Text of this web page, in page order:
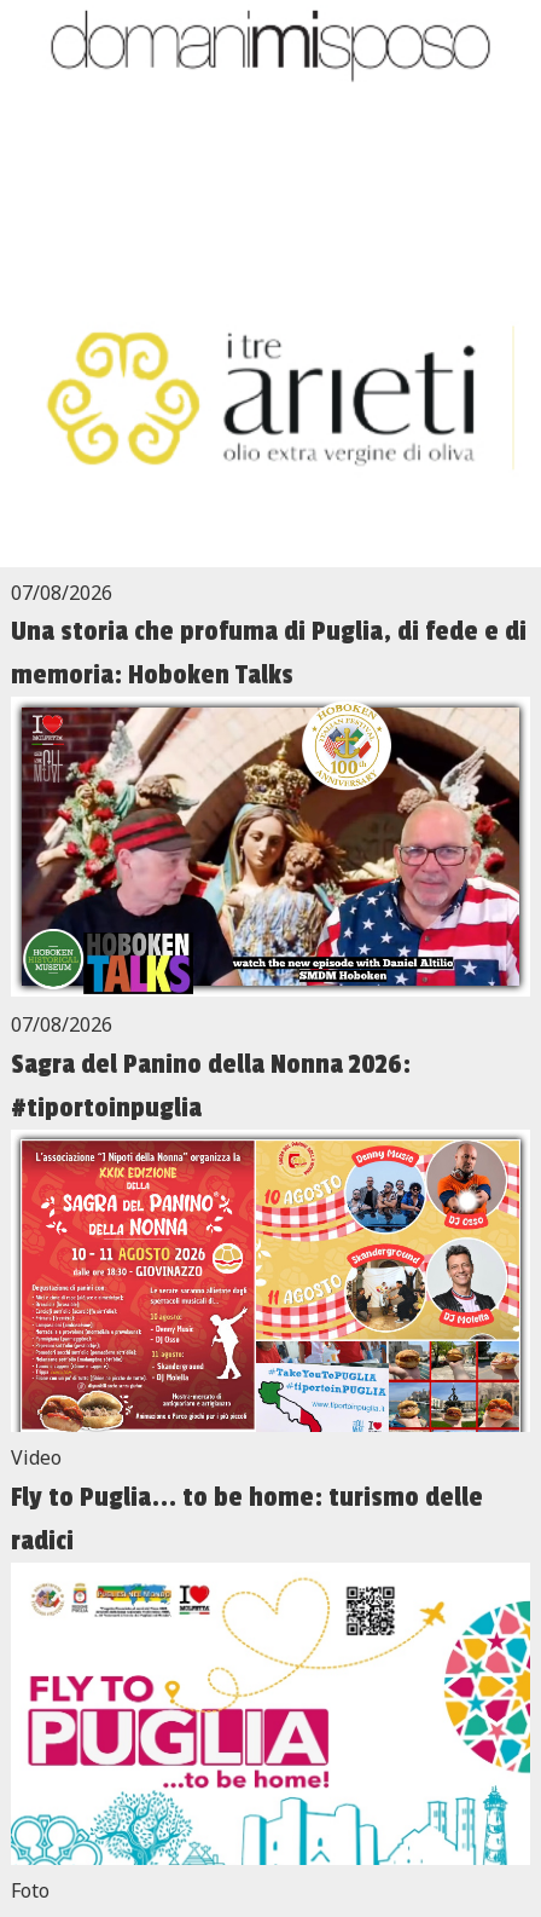
07/08/2026
Una storia che profuma di Puglia, di fede e di
memoria: Hoboken Talks
07/08/2026
Sagra del Panino della Nonna 2026:
#tiportoinpuglia
Video
Fly to Puglia... to be home: turismo delle
radici
Foto